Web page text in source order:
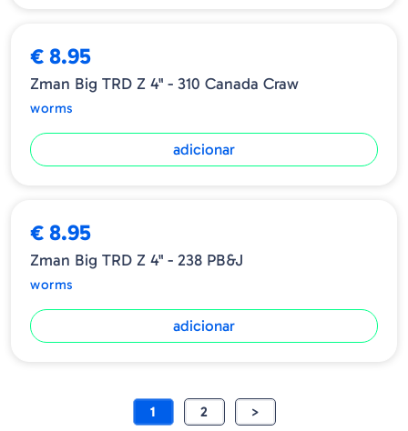
€ 8.95
Zman Big TRD Z 4" - 310 Canada Craw
worms
adicionar
€ 8.95
Zman Big TRD Z 4" - 238 PB&J
worms
adicionar
1 2 >